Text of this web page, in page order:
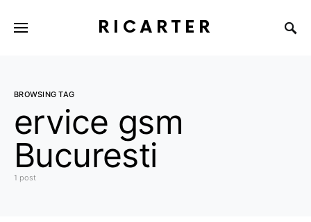
RICARTER
BROWSING TAG
ervice gsm
Bucuresti
1 post